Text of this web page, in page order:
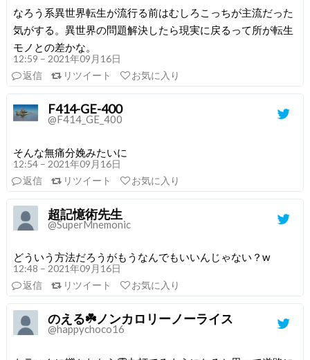
なろう系異世界転生が流行る前はむしろこっちが主流だった
気がする。異世界の問題解決したら現実に戻るって所が転生
モノとの差かな。
12:59 – 2021年09月16日
返信
リツイート お気に入り
F414-GE-400
@F414_GE_400
そんな無痛分娩みたいに
12:54 – 2021年09月16日
返信
リツイート お気に入り
超記憶術先生
@SuperMnemonic
どういう方法だろうがもうなんでもいいんじゃない？w
12:48 – 2021年09月16日
返信
リツイート お気に入り
のえる☘️ノンカロリーノーライス
@happychoco16